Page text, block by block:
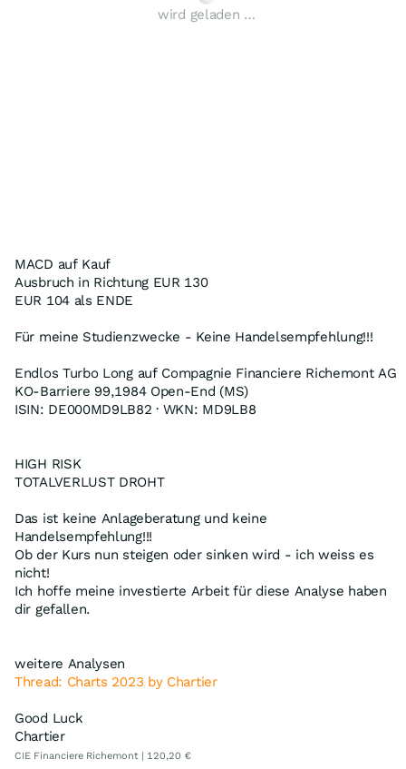
wird geladen …
MACD auf Kauf
Ausbruch in Richtung EUR 130
EUR 104 als ENDE
Für meine Studienzwecke - Keine Handelsempfehlung!!!
Endlos Turbo Long auf Compagnie Financiere Richemont AG
KO-Barriere 99,1984 Open-End (MS)
ISIN: DE000MD9LB82 · WKN: MD9LB8
HIGH RISK
TOTALVERLUST DROHT
Das ist keine Anlageberatung und keine
Handelsempfehlung!!!
Ob der Kurs nun steigen oder sinken wird - ich weiss es
nicht!
Ich hoffe meine investierte Arbeit für diese Analyse haben
dir gefallen.
weitere Analysen
Thread: Charts 2023 by Chartier
Good Luck
Chartier
CIE Financiere Richemont | 120,20 €